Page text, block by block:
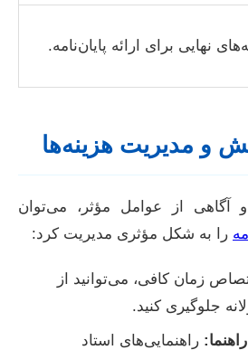
نهایی برای ارائه پایان‌نامه.
و مدیریت هزینه‌ها
و آگاهی از عوامل مؤثر، می‌توان
را به شکل مؤثری مدیریت کرد:
زمان کافی، می‌توانید از
جلوگیری کنید.
راهنمایی‌های استاد